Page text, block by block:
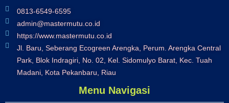
0813-6549-6595
admin@mastermutu.co.id
https://www.mastermutu.co.id
Jl. Baru, Seberang Ecogreen Arengka, Perum. Arengka Central
Park, Blok Indragiri, No. 02, Kel. Sidomulyo Barat, Kec. Tuah
Madani, Kota Pekanbaru, Riau
Menu Navigasi